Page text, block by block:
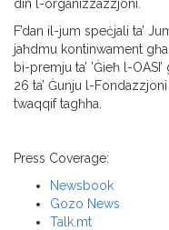
din l-organizzazzjoni.
F’dan il-jum speċjali ta’
jaħdmu kontinwament
bi-premju ta’ ’Ġieħ l-
26 ta’ Ġunju l-
twaqqif tagħha.
Press Coverage:
Newsbook
Gozo News
Talk.mt